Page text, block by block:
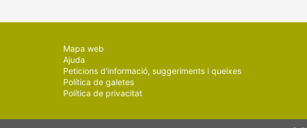
Mapa web
Ajuda
Peticions d'informació, suggeriments i queixes
Política de galetes
Política de privacitat